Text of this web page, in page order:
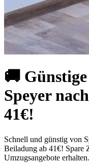
🚚
Speyer
41€!
Schnell und günstig von
Beiladung ab 41€! Spare
Umzugsangebote erhalten.